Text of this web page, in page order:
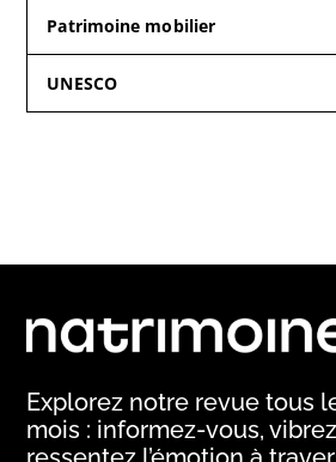
Patrimoine mobilier
UNESCO
Explorez notre revue tous
mois : informez-vous,